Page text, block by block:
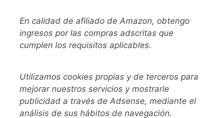
En calidad de afiliado de Amazon, obtengo
ingresos por las compras adscritas que
cumplen los requisitos aplicables.
Utilizamos cookies propias y de terceros para
mejorar nuestros servicios y mostrarle
publicidad a través de Adsense, mediante el
análisis de sus hábitos de navegación.